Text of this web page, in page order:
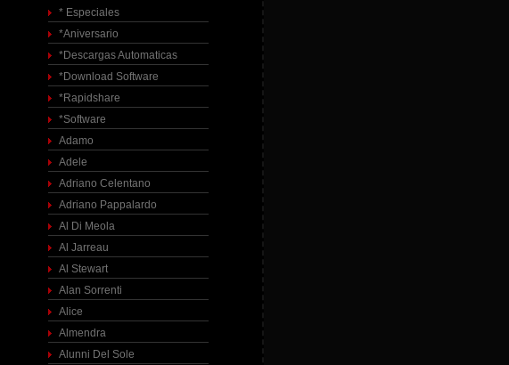
* Especiales
*Aniversario
*Descargas Automaticas
*Download Software
*Rapidshare
*Software
Adamo
Adele
Adriano Celentano
Adriano Pappalardo
Al Di Meola
Al Jarreau
Al Stewart
Alan Sorrenti
Alice
Almendra
Alunni Del Sole